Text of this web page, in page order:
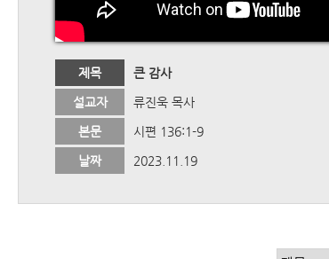
제목 큰 감사
설교자 류진욱 목사
본문 시편 136:1-9
날짜 2023.11.19